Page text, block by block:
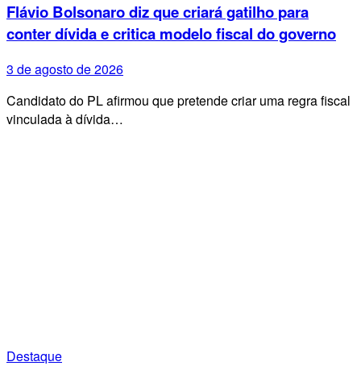
Flávio Bolsonaro diz que criará gatilho para
conter dívida e critica modelo fiscal do governo
3 de agosto de 2026
Candidato do PL afirmou que pretende criar uma regra fiscal
vinculada à dívida…
Destaque